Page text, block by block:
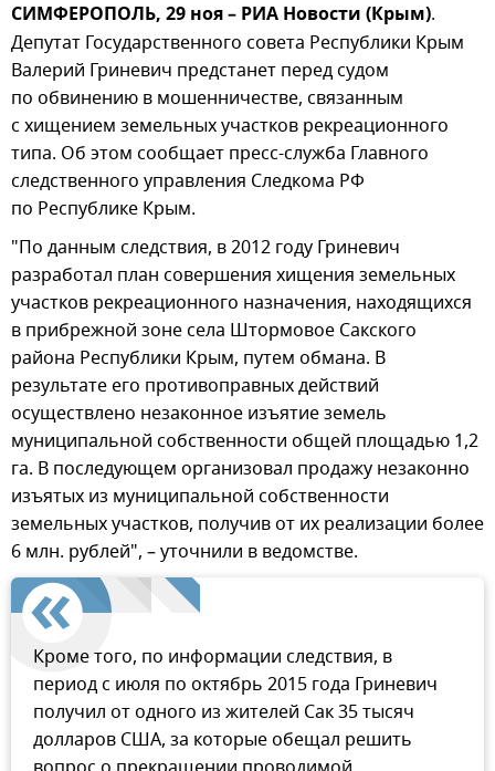
СИМФЕРОПОЛЬ, 29 ноя – РИА Новости (Крым).
Депутат Государственного совета Республики Крым
Валерий Гриневич предстанет перед судом
по обвинению в мошенничестве, связанным
с хищением земельных участков рекреационного
типа. Об этом сообщает пресс-служба Главного
следственного управления Следкома РФ
по Республике Крым.
"По данным следствия, в 2012 году Гриневич
разработал план совершения хищения земельных
участков рекреационного назначения, находящихся
в прибрежной зоне села Штормовое Сакского
района Республики Крым, путем обмана. В
результате его противоправных действий
осуществлено незаконное изъятие земель
муниципальной собственности общей площадью 1,2
га. В последующем организовал продажу незаконно
изъятых из муниципальной собственности
земельных участков, получив от их реализации более
6 млн. рублей", – уточнили в ведомстве.
Кроме того, по информации следствия, в
период с июля по октябрь 2015 года Гриневич
получил от одного из жителей Сак 35 тысяч
долларов США, за которые обещал решить